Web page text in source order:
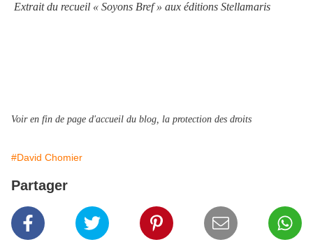
Extrait du recueil « Soyons Bref » aux éditions Stellamaris
Voir en fin de page d'accueil du blog, la protection des droits
#David Chomier
Partager